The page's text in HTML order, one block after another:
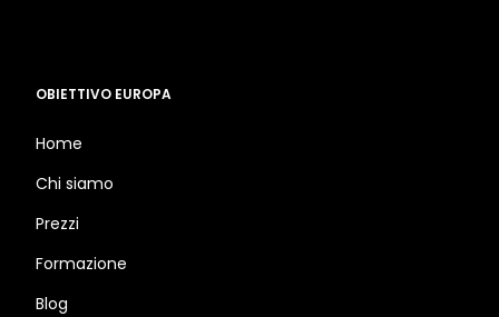
OBIETTIVO EUROPA
Home
Chi siamo
Prezzi
Formazione
Blog